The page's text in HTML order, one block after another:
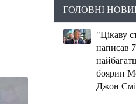
ГОЛОВНІ
"Цікаву
написав
боярин
Джон